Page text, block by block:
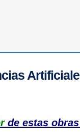
de estas